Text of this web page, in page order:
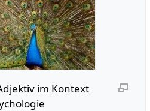
ist ein Adjektiv im Kontext